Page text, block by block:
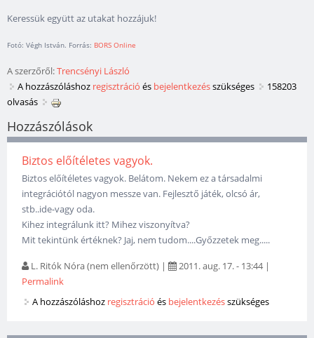
Keressük együtt az utakat hozzájuk!
Fotó: Végh István. Forrás: BORS Online
A szerzőről:Trencsényi László
A hozzászóláshoz regisztráció és bejelentkezésszükséges
158203
olvasás
Hozzászólások
Biztos előítéletes vagyok.
Biztos előítéletes vagyok. Belátom. Nekem ez a társadalmi
integrációtól nagyon messze van. Fejlesztő játék, olcsó ár,
stb..ide-vagy oda.
Kihez integrálunk itt? Mihez viszonyítva?
Mit tekintünk értéknek? Jaj, nem tudom....Győzzetek meg.....
L. Ritók Nóra (nem ellenőrzött) | 2011. aug. 17. - 13:44|
Permalink
A hozzászóláshoz regisztráció és bejelentkezésszükséges